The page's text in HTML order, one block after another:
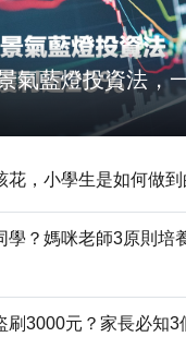
氣藍燈投資法，
花，小學生是如何做到
學？媽咪老師3原則培
刷3000元？家長必知3